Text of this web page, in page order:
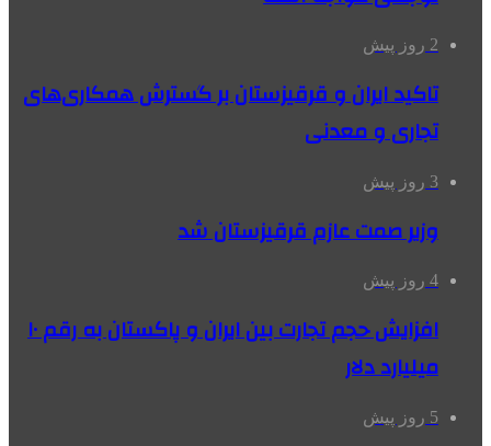
2 روز پیش
تاکید ایران و قرقیزستان بر گسترش همکاری‌های
تجاری و معدنی
3 روز پیش
وزیر صمت عازم قرقیزستان شد
4 روز پیش
افزایش حجم تجارت بین ایران و پاکستان به رقم ۱۰
میلیارد دلار
5 روز پیش